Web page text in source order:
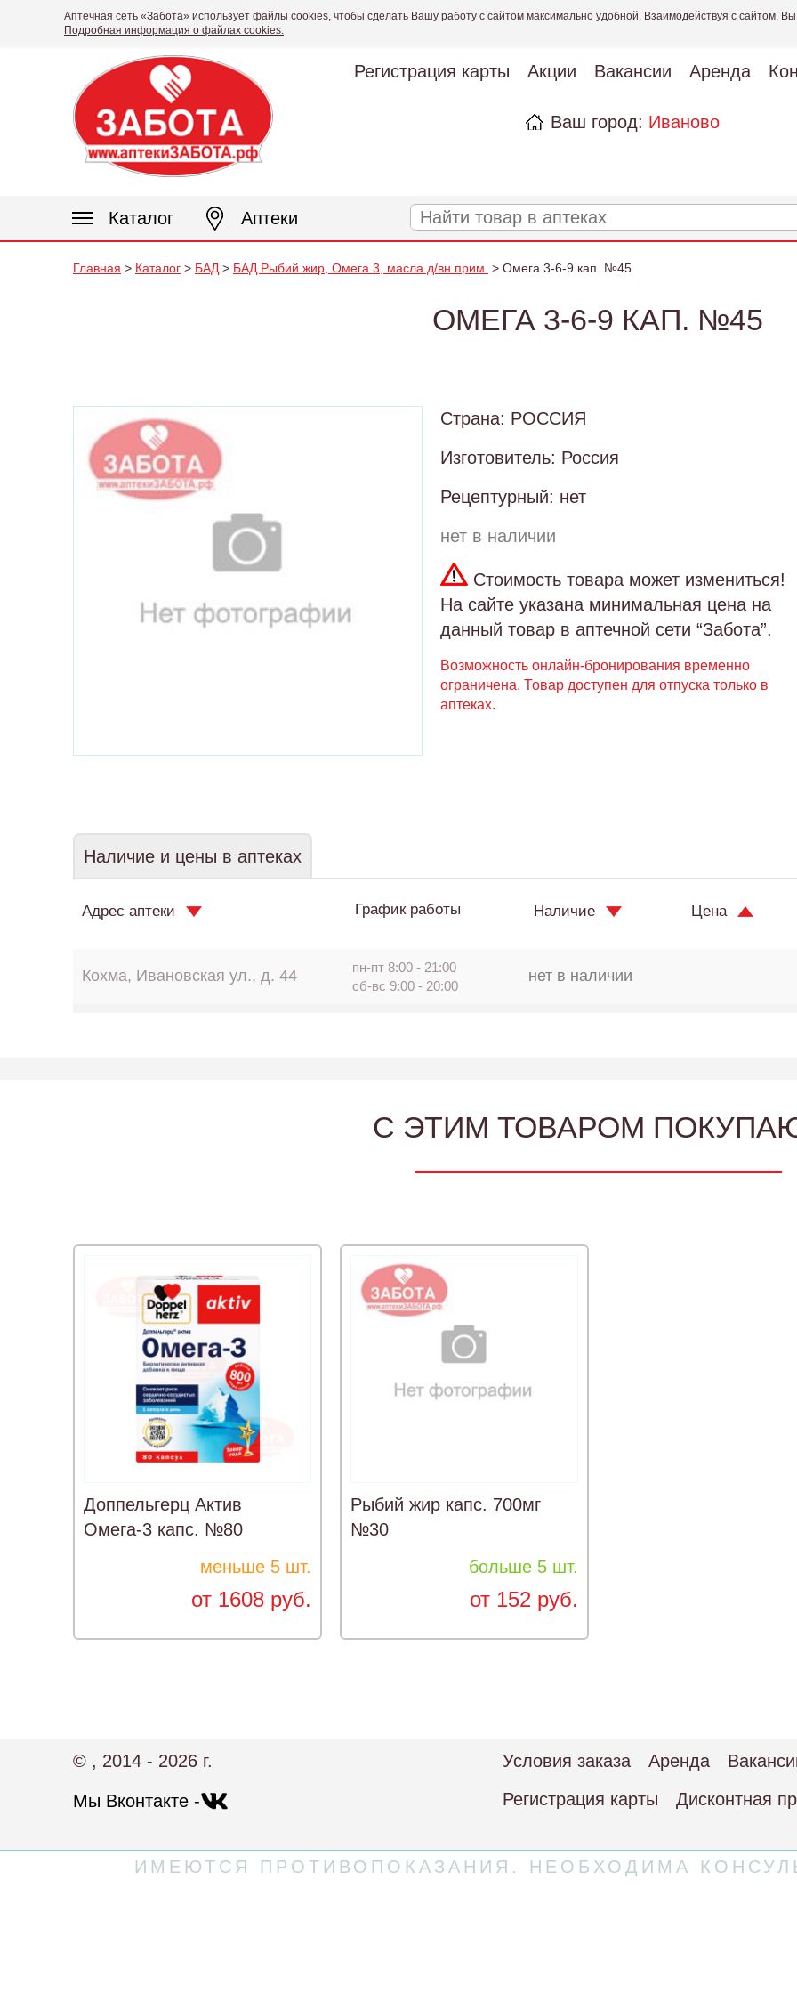
Аптечная сеть «Забота» использует файлы cookies, чтобы сделать Вашу работу с сайтом максимально удобной. Взаимодействуя с сайтом,
Подробная информация о файлах cookies.
Регистрация карты Акции Вакансии Аренда
Ваш город: Иваново
Каталог Аптеки
Главная > Каталог > БАД > БАД Рыбий жир, Омега 3, масла д/вн прим. > Омега 3-6-9 кап. №45
ОМЕГА 3-6-9 КАП. №45
Страна: РОССИЯ
Изготовитель: Россия
Рецептурный: нет
нет в наличии
Стоимость товара может измениться!
На сайте указана минимальная цена на
данный товар в аптечной сети “Забота”.
Возможность онлайн-бронирования временно
ограничена. Товар доступен для отпуска только в
аптеках.
Наличие и цены в аптеках
Адрес аптеки График работы Наличие Цена
Кохма, Ивановская ул., д. 44
пн-пт 8:00 - 21:00
сб-вс 9:00 - 20:00
нет в наличии
C ЭТИМ ТОВАРОМ
Доппельгерц Актив
Омега-3 капс. №80
меньше 5 шт.
от 1608 руб.
Рыбий жир капс. 700мг
№30
больше 5 шт.
от 152 руб.
© , 2014 - 2026 г.
Мы Вконтакте -
Условия заказа Аренда
Регистрация карты
Дисконтная
ИМЕЮТСЯ ПРОТИВОПОКАЗАНИЯ. НЕОБХОДИМА